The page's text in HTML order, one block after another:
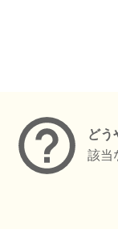
どう
該当